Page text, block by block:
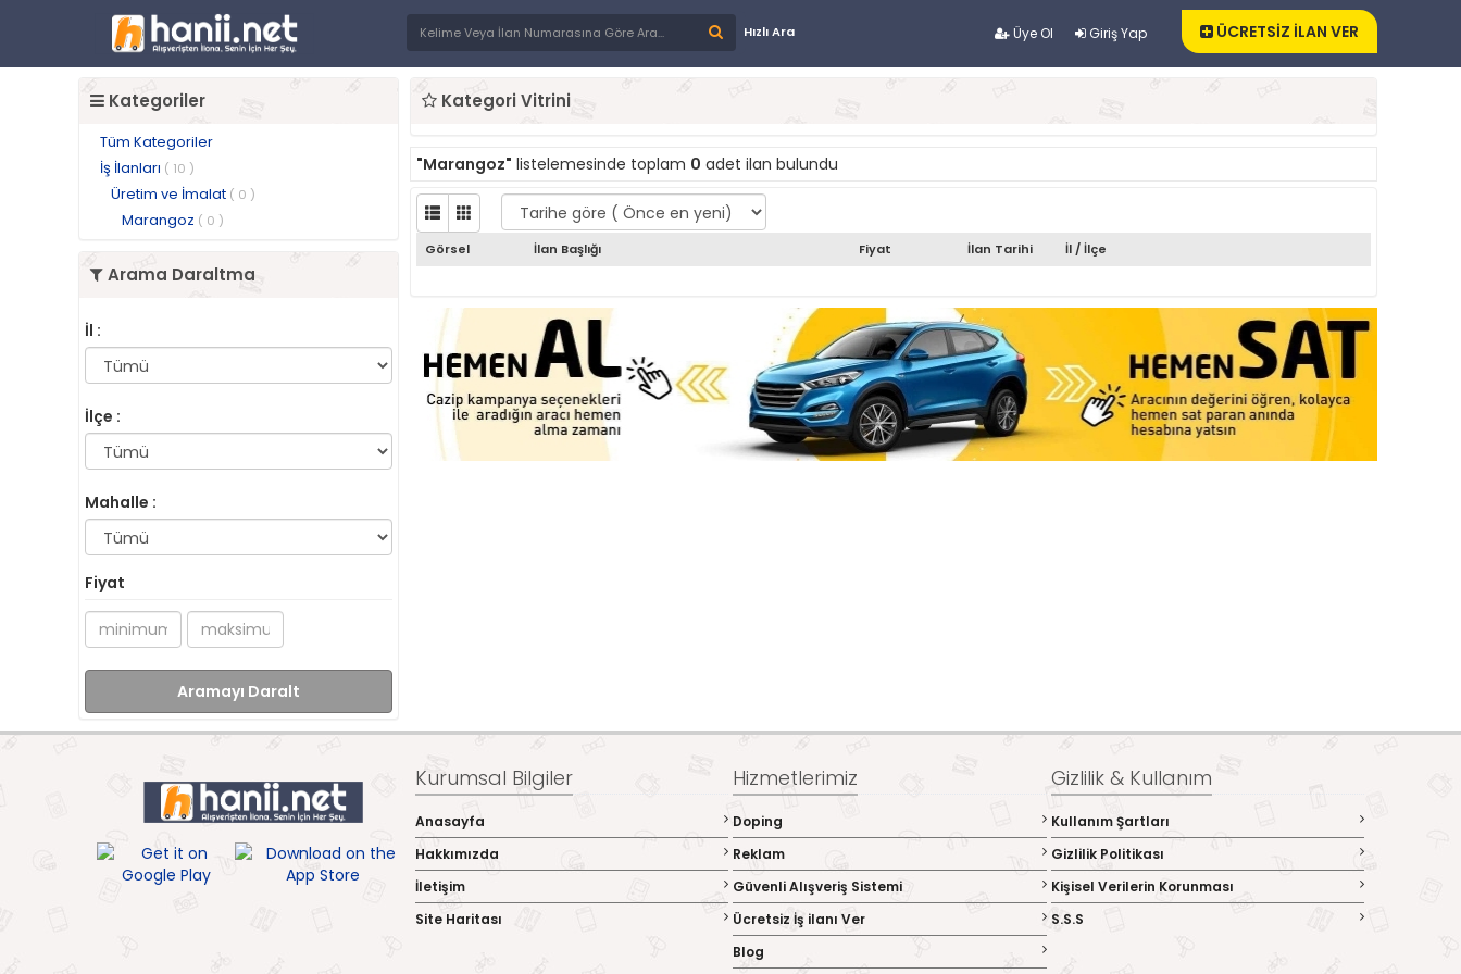
Üye Ol Giriş Yap
Hızlı Ara ÜCRETSİZ İLAN VER
Kategoriler
Tüm Kategoriler
İş İlanları ( 10 )
Üretim ve İmalat ( 0 )
Marangoz ( 0 )
Arama Daraltma
İl :
İlçe :
Mahalle :
Fiyat
Aramayı Daralt
Kategori Vitrini
"Marangoz" listelemesinde toplam 0 adet ilan bulundu
Görsel İlan Başlığı Fiyat İlan Tarihi İl / İlçe
Kurumsal Bilgiler
Anasayfa
Hakkımızda
İletişim
Site Haritası
Hizmetlerimiz
Doping
Reklam
Güvenli Alışveriş Sistemi
Ücretsiz İş ilanı Ver
Blog
Gizlilik & Kullanım
Kullanım Şartları
Gizlilik Politikası
Kişisel Verilerin Korunması
S.S.S